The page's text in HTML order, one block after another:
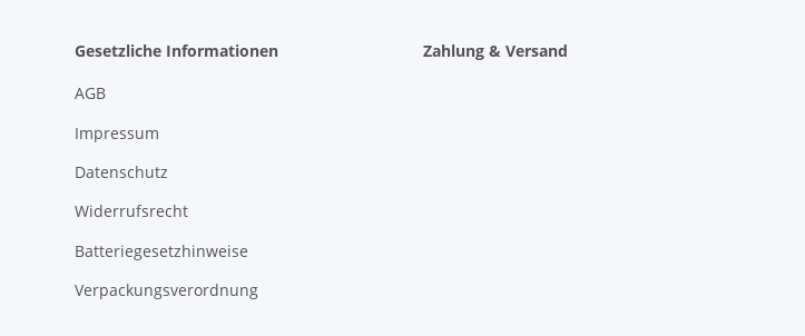
Gesetzliche Informationen
AGB
Impressum
Datenschutz
Widerrufsrecht
Batteriegesetzhinweise
Verpackungsverordnung
Zahlung & Versand